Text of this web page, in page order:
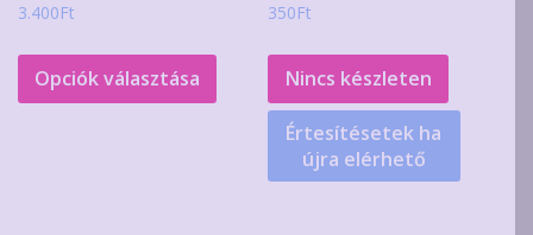
3.400Ft
Opciók választása
terméknek
350Ft
Nincs készleten
Értesítésetek ha
újra elérhető